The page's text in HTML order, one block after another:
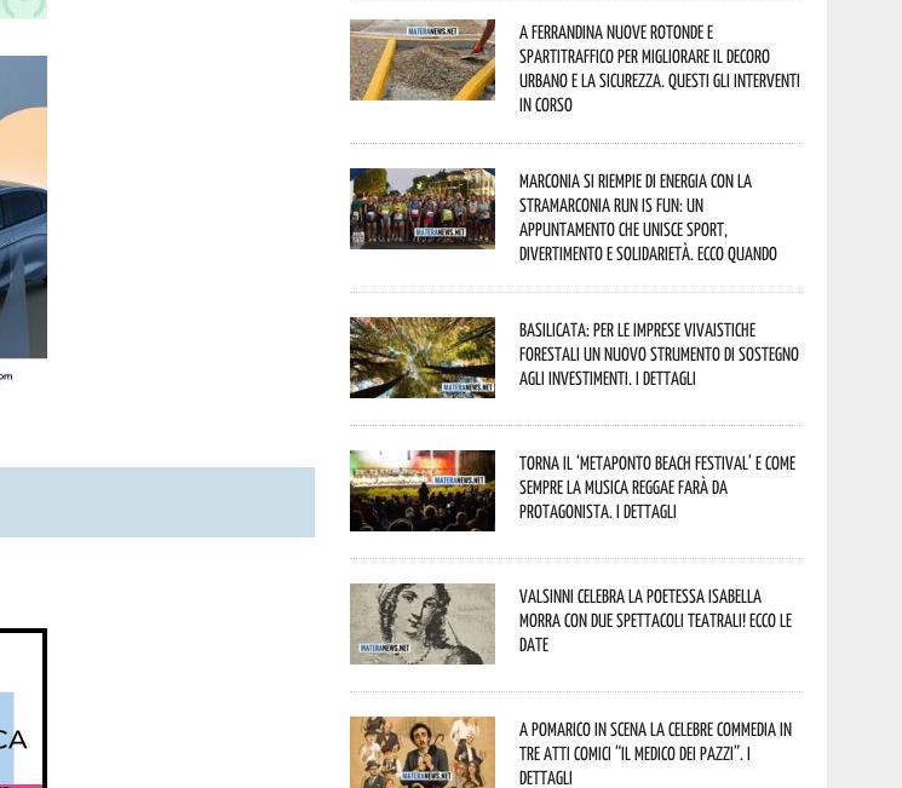
A Ferrandina nuove rotonde e
spartitraffico per migliorare il decoro
urbano e la sicurezza. Questi gli interventi
in corso
Marconia si riempie di energia con la
StraMarconia Run is Fun: un
appuntamento che unisce sport,
divertimento e solidarietà. Ecco quando
Basilicata: per le imprese vivaistiche
forestali un nuovo strumento di sostegno
agli investimenti. I dettagli
Torna il ‘Metaponto beach festival’ e come
sempre la musica reggae farà da
protagonista. I dettagli
Valsinni celebra la poetessa Isabella
Morra con due spettacoli teatrali! Ecco le
date
A Pomarico in scena la celebre commedia in
tre atti comici “Il medico dei pazzi”. I
dettagli